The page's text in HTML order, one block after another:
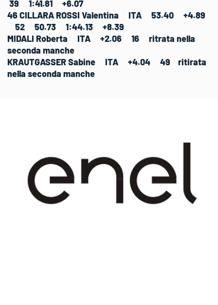
39 1:41.81 +6.07
46 CILLARA ROSSI Valentina ITA 53.40 +4.89
52 50.73 1:44.13 +8.39
MIDALI Roberta ITA +2.06 16 ritrata nella
seconda manche
KRAUTGASSER Sabine ITA +4.04 49 ritirata
nella seconda manche